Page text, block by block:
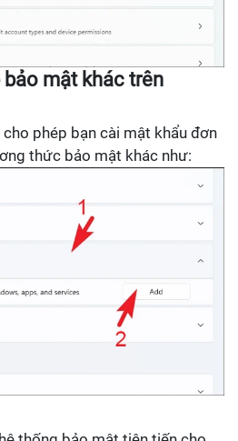
mật khác trên
phép bạn cài mật khẩu đơn
thức bảo mật khác như: